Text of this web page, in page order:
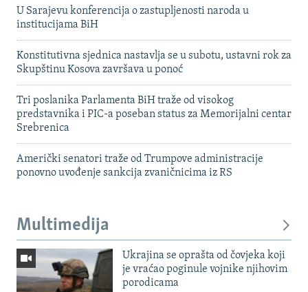
U Sarajevu konferencija o zastupljenosti naroda u
institucijama BiH
Konstitutivna sjednica nastavlja se u subotu, ustavni rok za
Skupštinu Kosova završava u ponoć
Tri poslanika Parlamenta BiH traže od visokog
predstavnika i PIC-a poseban status za Memorijalni centar
Srebrenica
Američki senatori traže od Trumpove administracije
ponovno uvođenje sankcija zvaničnicima iz RS
Multimedija
Ukrajina se oprašta od čovjeka koji
je vraćao poginule vojnike njihovim
porodicama